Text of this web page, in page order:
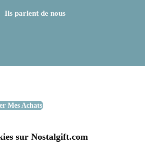
Ils parlent de nous
Mes Achats
sur Nostalgift.com